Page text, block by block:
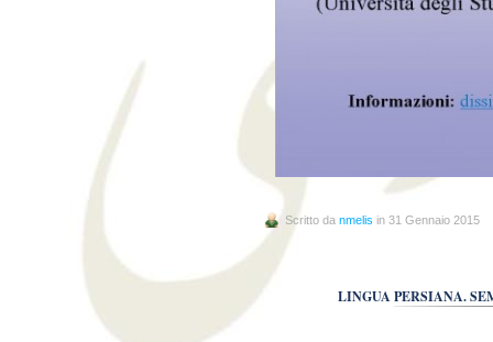
Scritto da nmelis in 31 Gennaio 2015
LINGUA PERSIANA.